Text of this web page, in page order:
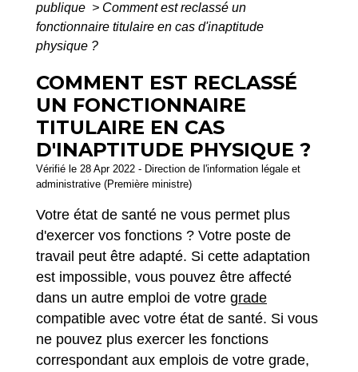
publique > Comment est reclassé un
fonctionnaire titulaire en cas d'inaptitude
physique ?
COMMENT EST RECLASSÉ
UN FONCTIONNAIRE
TITULAIRE EN CAS
D'INAPTITUDE PHYSIQUE ?
Vérifié le 28 Apr 2022 - Direction de l'information légale et
administrative (Première ministre)
Votre état de santé ne vous permet plus
d'exercer vos fonctions ? Votre poste de
travail peut être adapté. Si cette adaptation
est impossible, vous pouvez être affecté
dans un autre emploi de votre grade
compatible avec votre état de santé. Si vous
ne pouvez plus exercer les fonctions
correspondant aux emplois de votre grade,